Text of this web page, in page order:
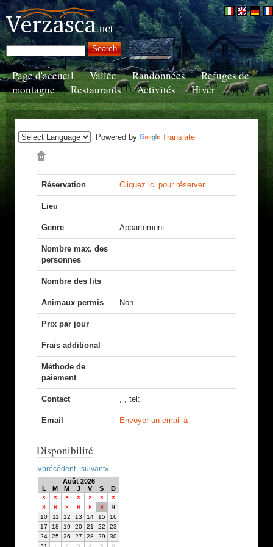
Page d'accueil Vallée Randonnées
Refuges de
montagne
Restaurants Activités Hiver
Powered by Translate
Réservation Cliquez ici pour réserver
Lieu
Genre Appartement
Nombre max. des
personnes
Nombre des lits
Animaux permis Non
Prix par jour
Frais additional
Méthode de
paiement
Contact , , tel:
Email Envoyer un email à
Disponibilité